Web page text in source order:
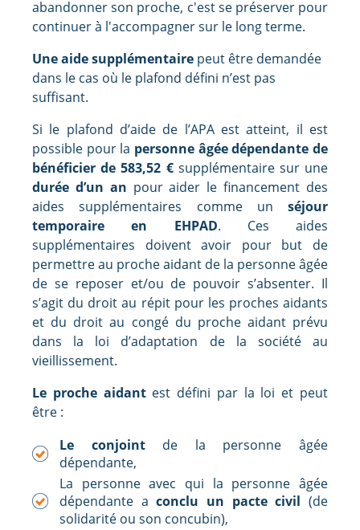
abandonner son proche, c'est se préserver pour
continuer à l'accompagner sur le long terme.
Une aide supplémentaire peut être demandée
dans le cas où le plafond défini n’est pas
suffisant.
Si le plafond d’aide de l’APA est atteint, il est
possible pour la personne âgée dépendante de
bénéficier de 583,52 € supplémentaire sur une
durée d’un an pour aider le financement des
aides supplémentaires comme un séjour
temporaire en EHPAD. Ces aides
supplémentaires doivent avoir pour but de
permettre au proche aidant de la personne âgée
de se reposer et/ou de pouvoir s’absenter. Il
s’agit du droit au répit pour les proches aidants
et du droit au congé du proche aidant prévu
dans la loi d’adaptation de la société au
vieillissement.
Le proche aidant est défini par la loi et peut
être :
Le conjointde la personne âgée
dépendante,
La personne avec qui la personne âgée
dépendante aconclu un pacte civil(de
solidarité ou son concubin),